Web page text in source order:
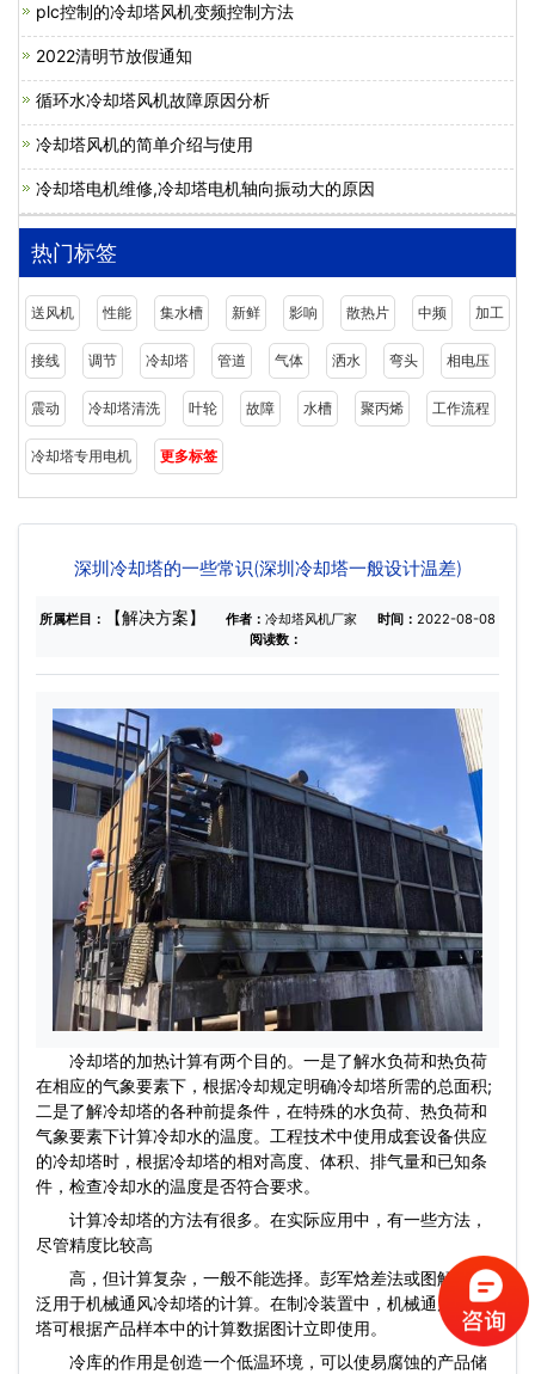
plc控制的冷却塔风机变频控制方法
2022清明节放假通知
循环水冷却塔风机故障原因分析
冷却塔风机的简单介绍与使用
冷却塔电机维修,冷却塔电机轴向振动大的原因
热门标签
送风机 性能 集水槽 新鲜 影响 散热片 中频 加工
接线 调节 冷却塔 管道 气体 洒水 弯头 相电压
震动 冷却塔清洗 叶轮 故障 水槽 聚丙烯 工作流程
冷却塔专用电机 更多标签
深圳冷却塔的一些常识(深圳冷却塔一般设计温差)
所属栏目： 【解决方案】 作者： 冷却塔风机厂家 时间： 2022-08-08
阅读数：
冷却塔的加热计算有两个目的。一是了解水负荷和热负荷
在相应的气象要素下，根据冷却规定明确冷却塔所需的总面积;
二是了解冷却塔的各种前提条件，在特殊的水负荷、热负荷和
气象要素下计算冷却水的温度。工程技术中使用成套设备供应
的冷却塔时，根据冷却塔的相对高度、体积、排气量和已知条
件，检查冷却水的温度是否符合要求。
计算冷却塔的方法有很多。在实际应用中，有一些方法，
尽管精度比较高
高，但计算复杂，一般不能选择。彭军焓差法或图解法广
泛用于机械通风冷却塔的计算。在制冷装置中，机械通风冷却
塔可根据产品样本中的计算数据图计立即使用。
冷库的作用是创造一个低温环境，可以使易腐蚀的产品储